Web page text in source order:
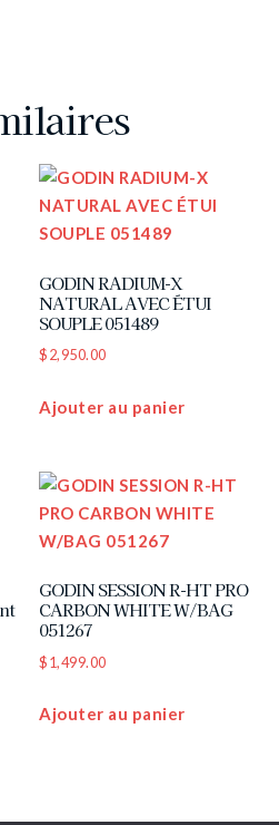
GODIN RADIUM-X
NATURAL AVEC ÉTUI
SOUPLE 051489
$2,950.00
Ajouter au panier
GODIN SESSION R-HT PRO
CARBON WHITE W/BAG
051267
$1,499.00
Ajouter au panier